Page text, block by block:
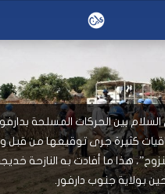
بين الحركات المسلحة
كثيرة جرى توقيعها من قبل
هذا ما أفادت به النازحة
بولاية جنوب دارفور.